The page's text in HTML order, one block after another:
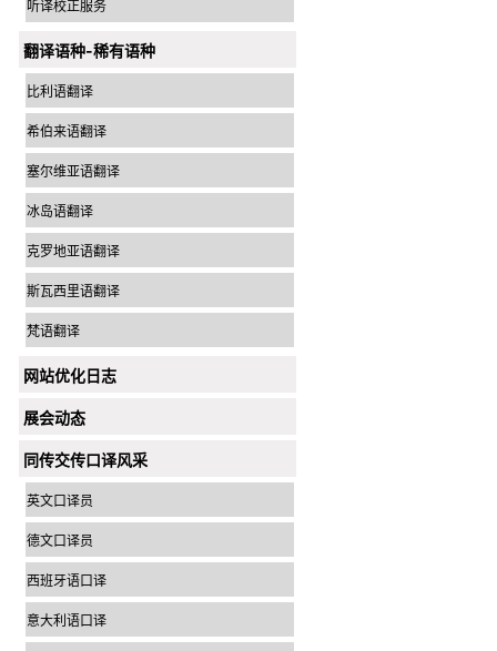
听译校正服务
翻译语种-稀有语种
比利语翻译
希伯来语翻译
塞尔维亚语翻译
冰岛语翻译
克罗地亚语翻译
斯瓦西里语翻译
梵语翻译
网站优化日志
展会动态
同传交传口译风采
英文口译员
德文口译员
西班牙语口译
意大利语口译